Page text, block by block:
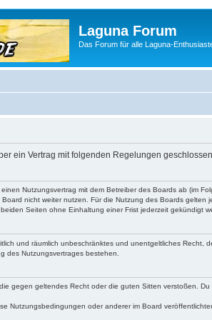
Laguna Forum
Das Forum für alle Laguna-
ein Vertrag mit folgenden Regelungen
Nutzungsvertrag mit dem Betreiber des Boards ab (im
nicht weiter nutzen. Für die Nutzung des Boards gelten
Seiten ohne Einhaltung einer Frist jederzeit gekündigt
und räumlich unbeschränktes und unentgeltliches Recht,
des Nutzungsvertrages bestehen.
gegen geltendes Recht oder die guten Sitten verstoßen.
Nutzungsbedingungen oder anderer im Board